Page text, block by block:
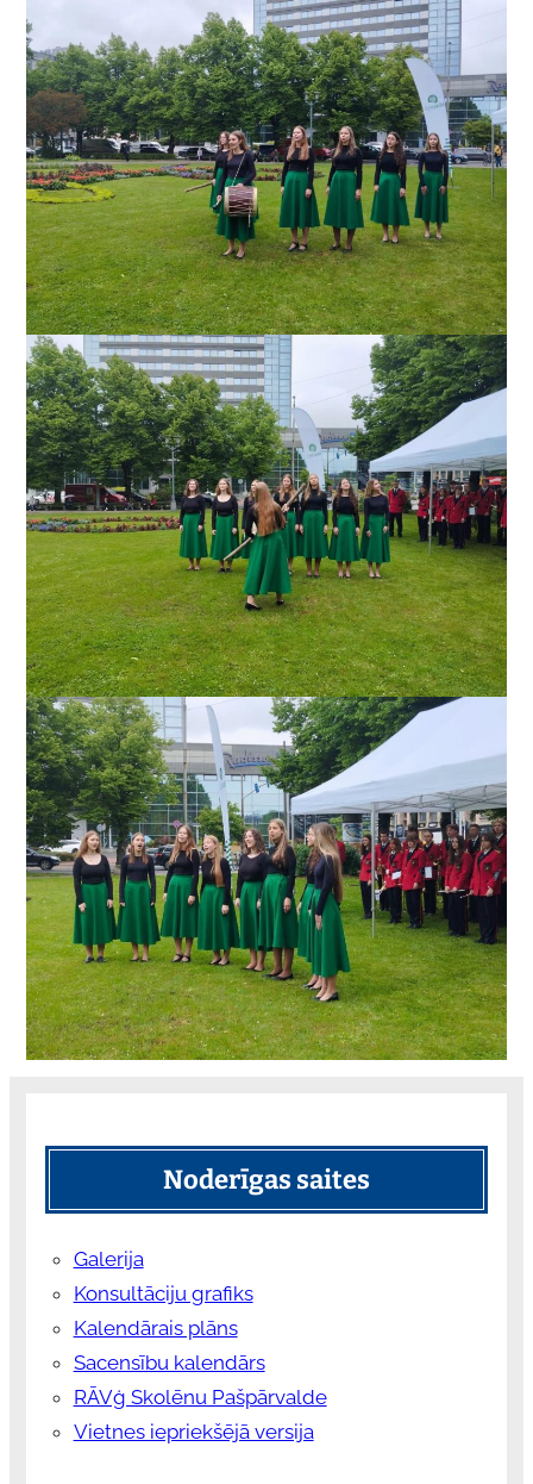
Noderīgas saites
Galerija
Konsultāciju grafiks
Kalendārais plāns
Sacensību kalendārs
RĀVģ Skolēnu Pašpārvalde
Vietnes iepriekšējā versija